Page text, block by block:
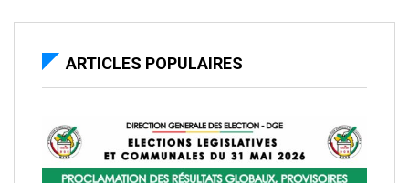
ARTICLES POPULAIRES